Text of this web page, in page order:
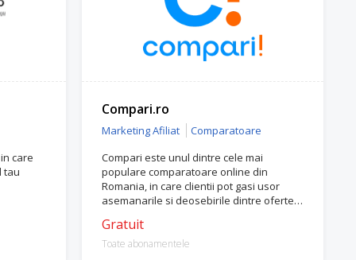
care
tau
Compari.ro
Marketing Afiliat
Comparatoare
Compari este unul dintre cele mai
populare comparatoare online din
Romania, in care clientii pot gasi usor
asemanarile si deosebirile dintre ofertele
Gratuit
Toate abonamentele